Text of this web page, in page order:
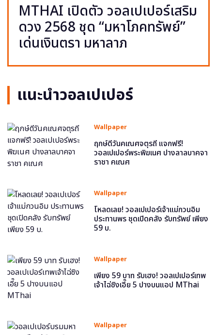
MTHAI เปิดตัว วอลเปเปอร์เสริม
ดวง 2568 ชุด “มหาโภคทรัพย์”
เด่นเงินตรา มหาลาภ
แนะนำวอลเปเปอร์
Wallpaper
ฤกษ์ดีวันคเณศจตุรถี แจกฟรี!
วอลเปเปอร์พระพิฆเนศ ปางลาลบาคจา
ราชา คเณศ
Wallpaper
โหลดเลย! วอลเปเปอร์เจ้าแม่กวนอิม
ประทานพร ชุดเปิดคลัง รับทรัพย์ เพียง
59 บ.
Wallpaper
เพียง 59 บาท รับเฮง! วอลเปเปอร์เทพ
เจ้าไฉ่ซิงเอี๊ย 5 ปางบนแอป MThai
Wallpaper